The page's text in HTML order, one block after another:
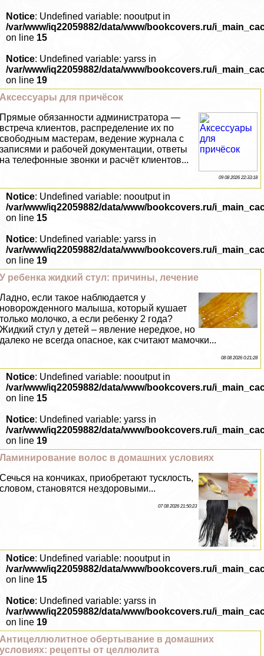
Notice: Undefined variable: nooutput in
/var/www/iq22059882/data/www/bookcovers.ru/
on line 15
Notice: Undefined variable: yarss in
/var/www/iq22059882/data/www/bookcovers.ru/
on line 19
Аксессуары для причёсок
Прямые обязанности администратора —
встреча клиентов, распределение их по
свободным мастерам, ведение журнала с
записями и рабочей документации, ответы
на телефонные звонки и расчёт клиентов...
09 08 2026 22:33:18
Notice: Undefined variable: nooutput in
/var/www/iq22059882/data/www/bookcovers.ru/
on line 15
Notice: Undefined variable: yarss in
/var/www/iq22059882/data/www/bookcovers.ru/
on line 19
У ребенка жидкий стул: причины, лечение
Ладно, если такое наблюдается у
новорожденного малыша, который кушает
только молочко, а если ребенку 2 года?
Жидкий стул у детей – явление нередкое, но
далеко не всегда опасное, как считают мамочки...
08 08 2026 0:21:28
Notice: Undefined variable: nooutput in
/var/www/iq22059882/data/www/bookcovers.ru/
on line 15
Notice: Undefined variable: yarss in
/var/www/iq22059882/data/www/bookcovers.ru/
on line 19
Ламинирование волос в домашних условиях
Сечься на кончиках, приобретают тусклость,
словом, становятся нездоровыми...
07 08 2026 21:50:23
Notice: Undefined variable: nooutput in
/var/www/iq22059882/data/www/bookcovers.ru/
on line 15
Notice: Undefined variable: yarss in
/var/www/iq22059882/data/www/bookcovers.ru/
on line 19
Антицеллюлитное обертывание в домашних
условиях: рецепты от целлюлита